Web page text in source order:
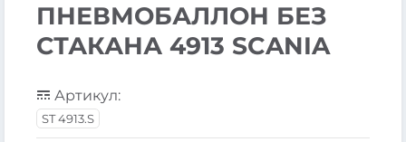
ПНЕВМОБАЛЛОН БЕЗ
СТАКАНА 4913 SCANIA
Артикул:
ST 4913.S